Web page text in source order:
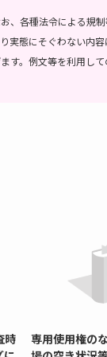
、各種法令による規
実態にそぐわない内
す。 例文等を利用し
時
専用使用権の